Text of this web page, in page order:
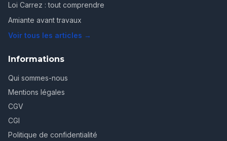
Loi Carrez : tout comprendre
Amiante avant travaux
Voir tous les articles →
Informations
Qui sommes-nous
Mentions légales
CGV
CGI
Politique de confidentialité